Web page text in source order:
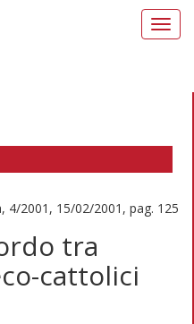
4/2001, 15/02/2001, pag. 125
tra
cattolici